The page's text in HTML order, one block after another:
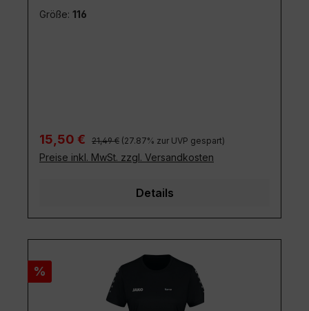
Größe: 116
Verkaufspreis:
15,50 € Regulärer Preis:
21,49 € (27.87% zur UVP gespart)
Preise inkl. MwSt. zzgl. Versandkosten
Details
Rabatt
%